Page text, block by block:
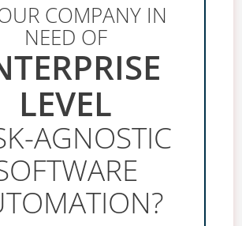
COMPANY IN
NEED OF
LEVEL
AGNOSTIC